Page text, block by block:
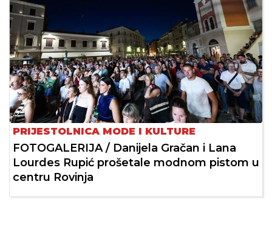
PRIJESTOLNICA MODE I KULTURE
FOTOGALERIJA / Danijela Gračan i Lana
Lourdes Rupić prošetale modnom pistom u
centru Rovinja